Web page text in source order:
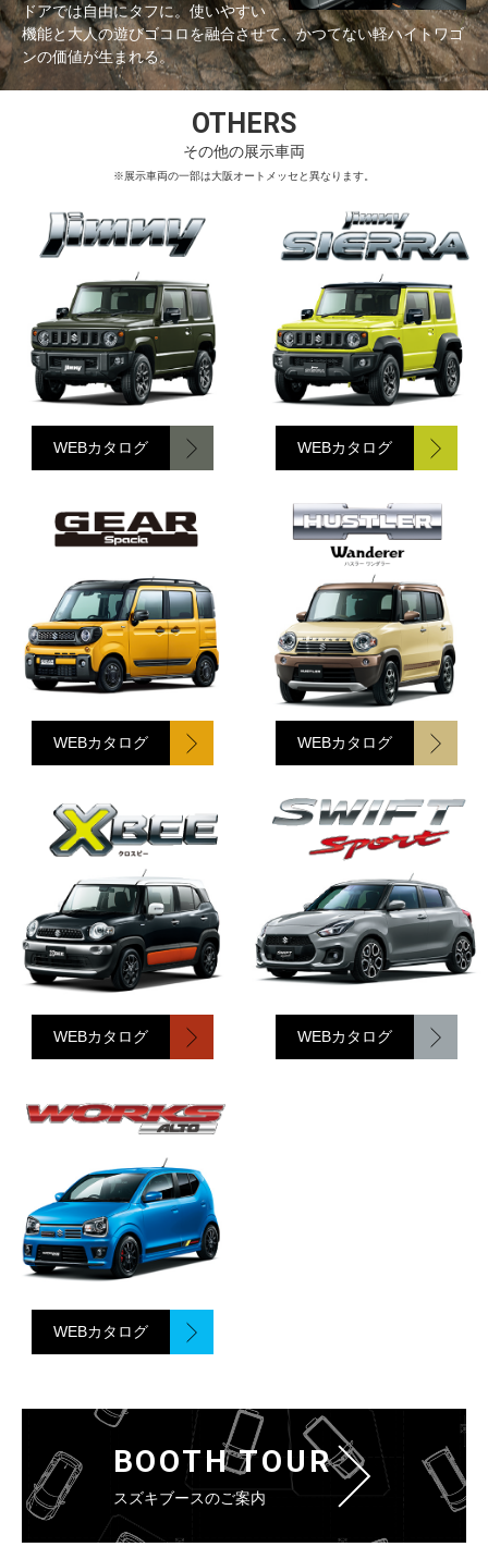
ドアでは自由にタフに。使いやすい
機能と大人の遊びゴコロを融合させて、かつてない軽ハイトワゴ
ンの価値が生まれる。
OTHERS
その他の展示車両
※展示車両の一部は大阪オートメッセと異なります。
WEBカタログ WEBカタログ
WEBカタログ WEBカタログ
WEBカタログ WEBカタログ
WEBカタログ
BOOTH TOUR
スズキブースのご案内